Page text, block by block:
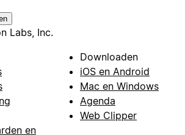
Labs, Inc.
en
Downloaden
iOS en Android
Mac en Windows
Agenda
Web Clipper